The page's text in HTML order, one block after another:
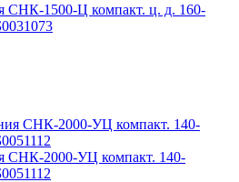
СНК-1500-Ц компакт. ц. д. 160-
СНК-2000-УЦ компакт. 140-